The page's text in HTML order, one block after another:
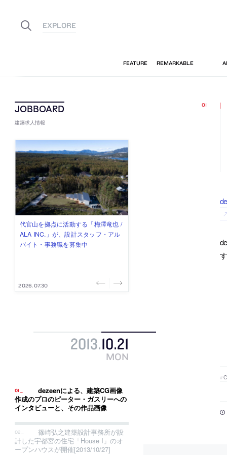
建築求人情報
佐々木慧が主宰する「axonometric株
式会社」が、設計スタッフ（経験
者・既卒・2027年新卒）を募集中
2026.08.07
古民家を軸に全国で“価値循環の仕組
み”を作り、リモートワーク主体の働
き方を実践する「株式会社つぎと」
2026.08.03
リノベる株式会社が、設計パートナ
ー (業務委託) を募集中
2026.08.03
社会への影響力のある建築を手掛
け、スタッフ同士で助け合う環境づ
くりも行う「E.A.S.T.architects」
2026.07.31
代官山を拠点に活動する「梅澤竜也 /
ALA INC.」が、設計スタッフ・アル
バイト・事務職を募集中
2026.07.30
2013.10.21
MON
dezeenによる、建築CG画像
作成のプロのピーター・ガスリーへの
インタビューと、その作品画像
篠崎弘之建築設計事務所が設
計した宇都宮の住宅「House I」のオ
ープンハウスが開催[2013/10/27]